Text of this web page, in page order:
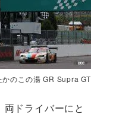
かのこの湯 GR Supra GT
両ドライバーにと